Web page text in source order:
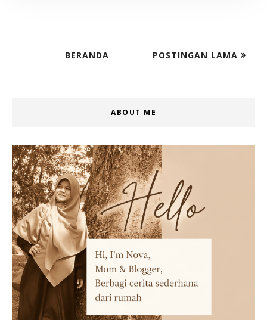
POSTINGAN LAMA
BERANDA
ABOUT ME